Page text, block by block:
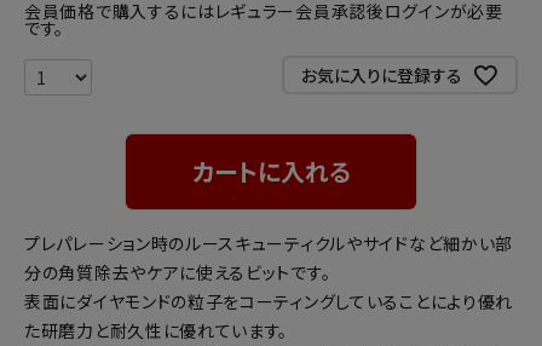
会員価格で購入するにはレギュラー会員承認後ログインが必要
です。
お気に入りに登録する
カートに入れる
プレパレーション時のルースキューティクルやサイドなど細かい部
分の角質除去やケアに使えるビットです。
表面にダイヤモンドの粒子をコーティングしていることにより優れ
た研磨力と耐久性に優れています。